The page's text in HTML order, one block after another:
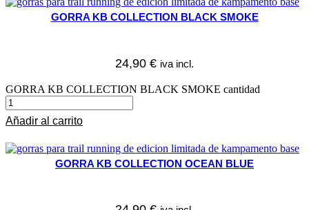
GORRA KB COLLECTION BLACK SMOKE
24,90 € iva incl.
GORRA KB COLLECTION BLACK SMOKE cantidad
Añadir al carrito
GORRA KB COLLECTION OCEAN BLUE